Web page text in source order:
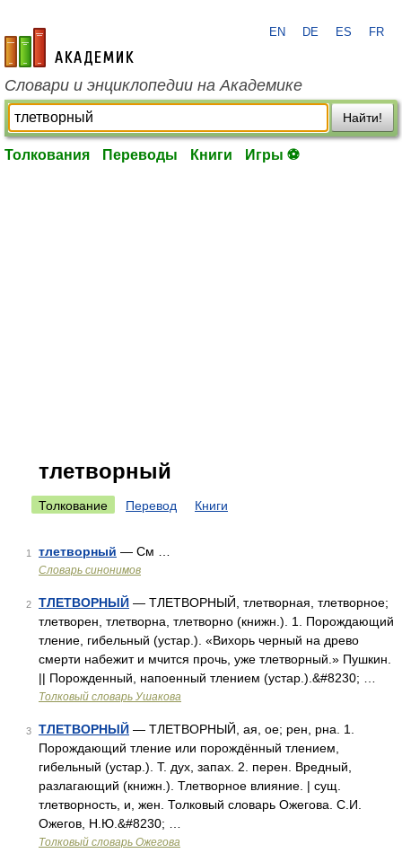
academic.ru
EN DE ES FR
Словари и энциклопедии на Академике
Найти!
Толкования Переводы Книги Игры ⚽
тлетворный
Толкование Перевод Книги
1 тлетворный — См …
Словарь синонимов
2 ТЛЕТВОРНЫЙ — ТЛЕТВОРНЫЙ, тлетворная, тлетворное;
тлетворен, тлетворна, тлетворно (книжн.). 1. Порождающий
тление, гибельный (устар.). «Вихорь черный на древо
смерти набежит и мчится прочь, уже тлетворный.» Пушкин.
|| Порожденный, напоенный тлением (устар.).&#8230; …
Толковый словарь Ушакова
3 ТЛЕТВОРНЫЙ — ТЛЕТВОРНЫЙ, ая, ое; рен, рна. 1.
Порождающий тление или порождённый тлением,
гибельный (устар.). Т. дух, запах. 2. перен. Вредный,
разлагающий (книжн.). Тлетворное влияние. | сущ.
тлетворность, и, жен. Толковый словарь Ожегова. С.И.
Ожегов, Н.Ю.&#8230; …
Толковый словарь Ожегова